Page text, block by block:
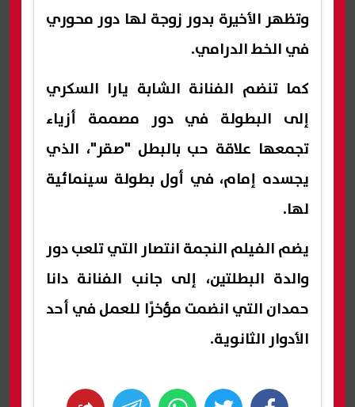
وتظهر الأخيرة بدور زوجة لها دور محوري
في الخط الدرامي.
كما تنضم الفنانة الشابة يارا السكري
إلى البطولة في دور مصممة أزياء
تجمعها علاقة حب بالبطل "صقر"، الذي
يجسده إمام، في أول بطولة سينمائية
لها.
يضم الفيلم النجمة انتصار التي تلعب دور
والدة البطلتين، إلى جانب الفنانة دانا
حمدان التي انضمت مؤخرًا للعمل في أحد
الأدوار الثانوية.